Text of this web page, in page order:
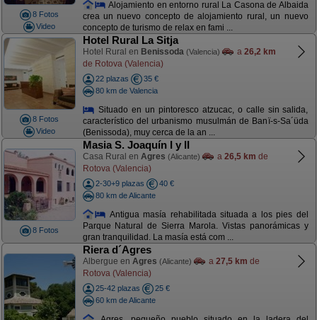
8 Fotos
Video
Alojamiento en entorno rural La Casona de Albaida
crea un nuevo concepto de alojamiento rural, un nuevo
concepto de turismo de relax en fami ...
8 Fotos
Video
Hotel Rural La Sitja
Hotel Rural en Benissoda (Valencia) a 26,2 km
de Rotova (Valencia)
22 plazas
35 €
80 km de Valencia
Situado en un pintoresco atzucac, o calle sin salida,
característico del urbanismo musulmán de Banï-s-Sa´üda
(Benissoda), muy cerca de la an ...
8 Fotos
Masia S. Joaquín I y II
Casa Rural en Agres (Alicante) a 26,5 km de
Rotova (Valencia)
2-30+9 plazas
40 €
80 km de Alicante
Antigua masía rehabilitada situada a los pies del
Parque Natural de Sierra Marola. Vistas panorámicas y
gran tranquilidad. La masía está com ...
Riera d´Agres
Albergue en Agres (Alicante) a 27,5 km de
Rotova (Valencia)
25-42 plazas
25 €
60 km de Alicante